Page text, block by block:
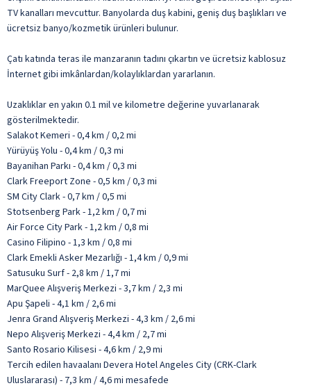
TV kanalları mevcuttur. Banyolarda duş kabini, geniş duş başlıkları ve
ücretsiz banyo/kozmetik ürünleri bulunur.
Çatı katında teras ile manzaranın tadını çıkartın ve ücretsiz kablosuz
İnternet gibi imkânlardan/kolaylıklardan yararlanın.
Uzaklıklar en yakın 0.1 mil ve kilometre değerine yuvarlanarak
gösterilmektedir.
Salakot Kemeri - 0,4 km / 0,2 mi
Yürüyüş Yolu - 0,4 km / 0,3 mi
Bayanihan Parkı - 0,4 km / 0,3 mi
Clark Freeport Zone - 0,5 km / 0,3 mi
SM City Clark - 0,7 km / 0,5 mi
Stotsenberg Park - 1,2 km / 0,7 mi
Air Force City Park - 1,2 km / 0,8 mi
Casino Filipino - 1,3 km / 0,8 mi
Clark Emekli Asker Mezarlığı - 1,4 km / 0,9 mi
Satusuku Surf - 2,8 km / 1,7 mi
MarQuee Alışveriş Merkezi - 3,7 km / 2,3 mi
Apu Şapeli - 4,1 km / 2,6 mi
Jenra Grand Alışveriş Merkezi - 4,3 km / 2,6 mi
Nepo Alışveriş Merkezi - 4,4 km / 2,7 mi
Santo Rosario Kilisesi - 4,6 km / 2,9 mi
Tercih edilen havaalanı Devera Hotel Angeles City (CRK-Clark
Uluslararası) - 7,3 km / 4,6 mi mesafede